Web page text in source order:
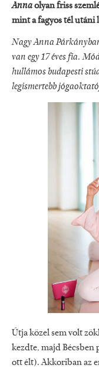
Annaolyan friss
mint a fagyos tél utáni
Nagy Anna
van egy 17 éves fia.
hullámos budapesti
legismertebb
Útja közel sem volt
kezdte, majd Bécsben
ott élt). Akkoriban az